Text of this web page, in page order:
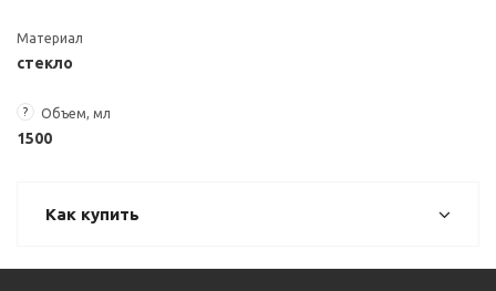
Материал
стекло
? Объем, мл
1500
Как купить